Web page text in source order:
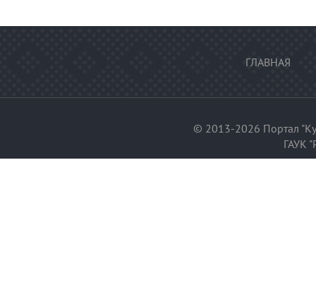
ГЛАВНАЯ
© 2013-2026 Портал
ГАУК